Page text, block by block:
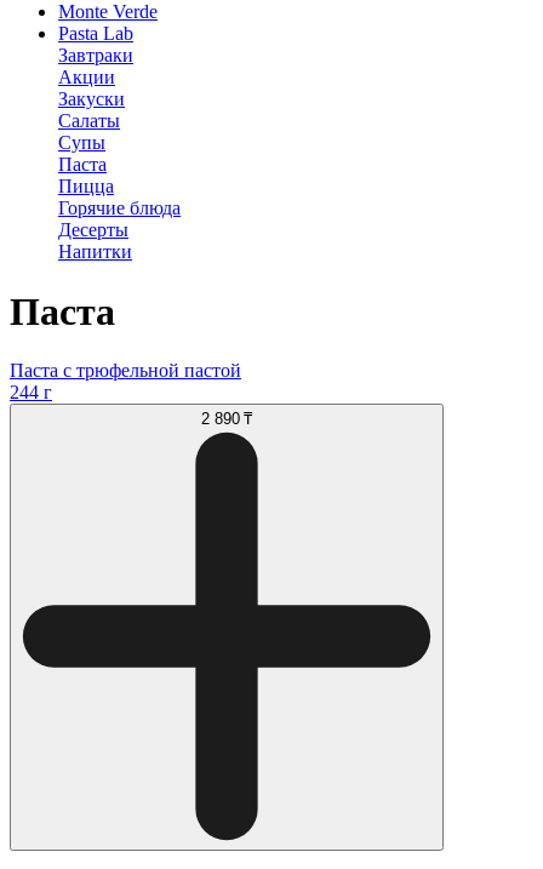
Monte Verde
Pasta Lab
Завтраки
Акции
Закуски
Салаты
Супы
Паста
Пицца
Горячие блюда
Десерты
Напитки
Паста
Паста с трюфельной пастой
244 г
2 890 ₸